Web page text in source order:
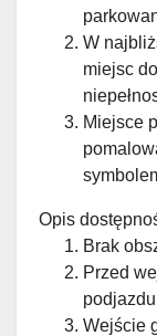
W
miejsc
Miejsce
Opis
Brak
Przed
Wejście